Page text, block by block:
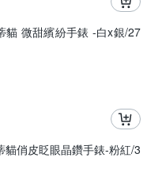
貓 微甜繽紛手錶 -白x銀/27
貓俏皮眨眼晶鑽手錶-粉紅/3